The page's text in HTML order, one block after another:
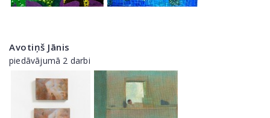
Avotiņš Jānis
piedāvājumā 2 darbi